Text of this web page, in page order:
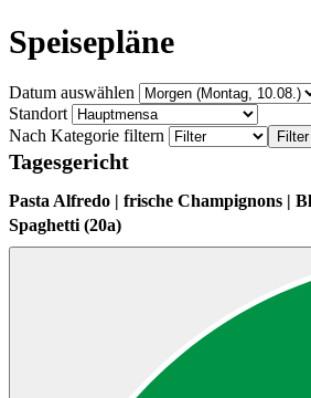
Speisepläne
Datum auswählen
Standort
Nach Kategorie filtern
Tagesgericht
Pasta Alfredo | frische Champignons |
Spaghetti (20a)